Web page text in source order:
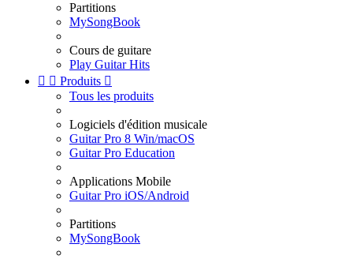
Partitions
MySongBook
Cours de guitare
Play Guitar Hits
  Produits 
Tous les produits
Logiciels d'édition musicale
Guitar Pro 8 Win/macOS
Guitar Pro Education
Applications Mobile
Guitar Pro iOS/Android
Partitions
MySongBook